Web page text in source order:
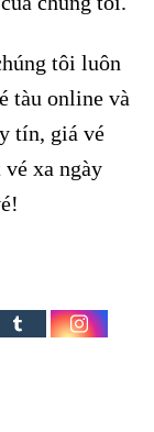
tôi luôn
tàu online và
tín, giá vé
xa ngày